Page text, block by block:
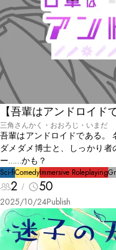
【吾輩はアンドロイド
三角さんかく・おおろじ・いまだ
吾輩はアンドロイドである。 名前は、ま
ダメダメ博士と、しっかり
ー……かも？
Sci-fiComedyImmersive Roleplaying
2 50
2025/10/24Publish